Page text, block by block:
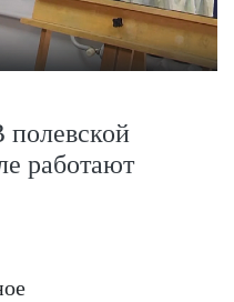
полевской
работают